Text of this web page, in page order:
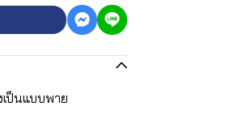
ป็นแบบพาย